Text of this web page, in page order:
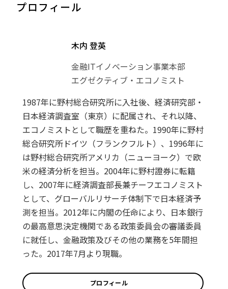
プロフィール
木内 登英
金融ITイノベーション事業本部
エグゼクティブ・エコノミスト
1987年に野村総合研究所に入社後、経済研究部・
日本経済調査室（東京）に配属され、それ以降、
エコノミストとして職歴を重ねた。1990年に野村
総合研究所ドイツ（フランクフルト）、1996年に
は野村総合研究所アメリカ（ニューヨーク）で欧
米の経済分析を担当。2004年に野村證券に転籍
し、2007年に経済調査部長兼チーフエコノミスト
として、グローバルリサーチ体制下で日本経済予
測を担当。2012年に内閣の任命により、日本銀行
の最高意思決定機関である政策委員会の審議委員
に就任し、金融政策及びその他の業務を5年間担
った。2017年7月より現職。
プロフィール